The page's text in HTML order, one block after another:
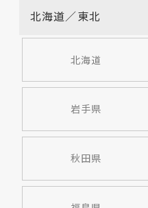
北海道／東北
北海道
岩手県
秋田県